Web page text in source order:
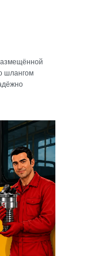
топливных
кражи топлива
Fuel Guard
слива
размещённой
шлангом
надёжно